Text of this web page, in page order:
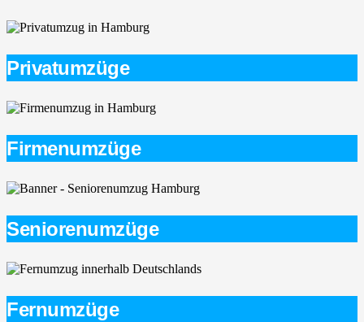
Privatumzüge
Firmenumzüge
Seniorenumzüge
Fernumzüge